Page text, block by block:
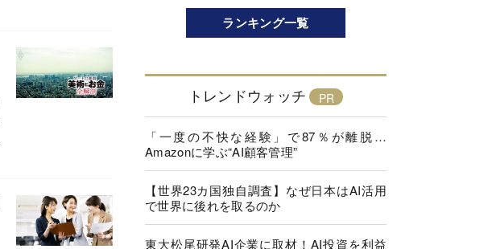
ランキング一覧
トレンドウォッチ
「一度の不快な経験」で87％が離脱…
Amazonに学ぶ“AI顧客管理”
【世界23カ国独自調査】なぜ日本はAI活用
で世界に後れを取るのか
東大松尾研発AI企業に取材！AI投資を利益